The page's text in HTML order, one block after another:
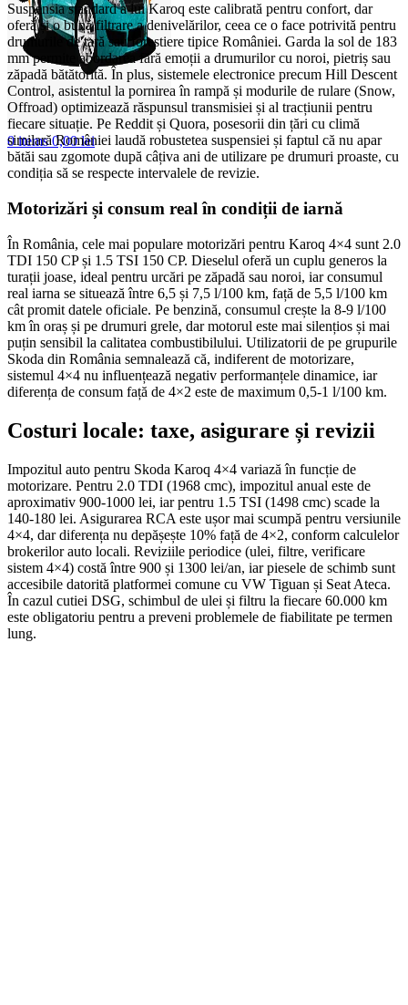
0items 0,00lei
Suspensia standard a lui Karoq este calibrată pentru confort, dar
oferă și o bună filtrare a denivelărilor, ceea ce o face potrivită pentru
drumurile de țară sau forestiere tipice României. Garda la sol de 183
mm permite abordarea fără emoții a drumurilor cu noroi, pietriș sau
zăpadă bătătorită. În plus, sistemele electronice precum Hill Descent
Control, asistentul la pornirea în rampă și modurile de rulare (Snow,
Offroad) optimizează răspunsul transmisiei și al tracțiunii pentru
fiecare situație. Pe Reddit și Quora, posesorii din țări cu climă
similară României laudă robustetea suspensiei și faptul că nu apar
bătăi sau zgomote după câțiva ani de utilizare pe drumuri proaste, cu
condiția să se respecte intervalele de revizie.
Motorizări și consum real în condiții de iarnă
În România, cele mai populare motorizări pentru Karoq 4×4 sunt 2.0
TDI 150 CP și 1.5 TSI 150 CP. Dieselul oferă un cuplu generos la
turații joase, ideal pentru urcări pe zăpadă sau noroi, iar consumul
real iarna se situează între 6,5 și 7,5 l/100 km, față de 5,5 l/100 km
cât promit datele oficiale. Pe benzină, consumul crește la 8-9 l/100
km în oraș și pe drumuri grele, dar motorul este mai silențios și mai
puțin sensibil la calitatea combustibilului. Utilizatorii de pe grupurile
Skoda din România semnalează că, indiferent de motorizare,
sistemul 4×4 nu influențează negativ performanțele dinamice, iar
diferența de consum față de 4×2 este de maximum 0,5-1 l/100 km.
Costuri locale: taxe, asigurare și revizii
Impozitul auto pentru Skoda Karoq 4×4 variază în funcție de
motorizare. Pentru 2.0 TDI (1968 cmc), impozitul anual este de
aproximativ 900-1000 lei, iar pentru 1.5 TSI (1498 cmc) scade la
140-180 lei. Asigurarea RCA este ușor mai scumpă pentru versiunile
4×4, dar diferența nu depășește 10% față de 4×2, conform calculelor
brokerilor auto locali. Reviziile periodice (ulei, filtre, verificare
sistem 4×4) costă între 900 și 1300 lei/an, iar piesele de schimb sunt
accesibile datorită platformei comune cu VW Tiguan și Seat Ateca.
În cazul cutiei DSG, schimbul de ulei și filtru la fiecare 60.000 km
este obligatoriu pentru a preveni problemele de fiabilitate pe termen
lung.